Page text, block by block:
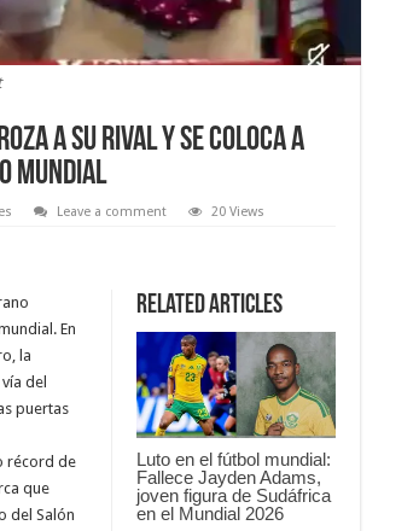
a su rival y se coloca a
mundial
Leave a comment 20 Views
Related Articles
Luto en el fútbol mundial:
Fallece Jayden Adams,
joven figura de Sudáfrica
en el Mundial 2026
En
la
del
puertas
récord de
que
del Salón